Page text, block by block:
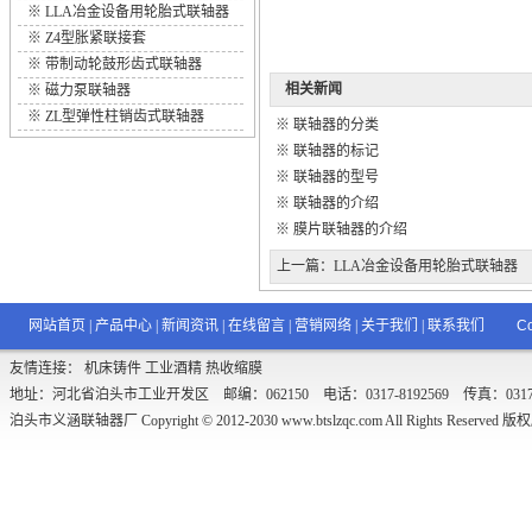
※ LLA冶金设备用轮胎式联轴器
※ Z4型胀紧联接套
※ 带制动轮鼓形齿式联轴器
※ 磁力泵联轴器
※ ZL型弹性柱销齿式联轴器
相关新闻
※ 联轴器的分类
※ 联轴器的标记
※ 联轴器的型号
※ 联轴器的介绍
※ 膜片联轴器的介绍
上一篇： LLA冶金设备用轮胎式联轴器
网站首页 产品中心 新闻资讯 在线留言 营销网络 关于我们 联系我们
友情连接： 机床铸件 工业酒精 热收缩膜
地址：河北省泊头市工业开发区 邮编：062150 电话：0317-8192569 传真：
泊头市义涵联轴器厂 Copyright © 2012-2030 www.btslzqc.comAll Rights Reserved 版